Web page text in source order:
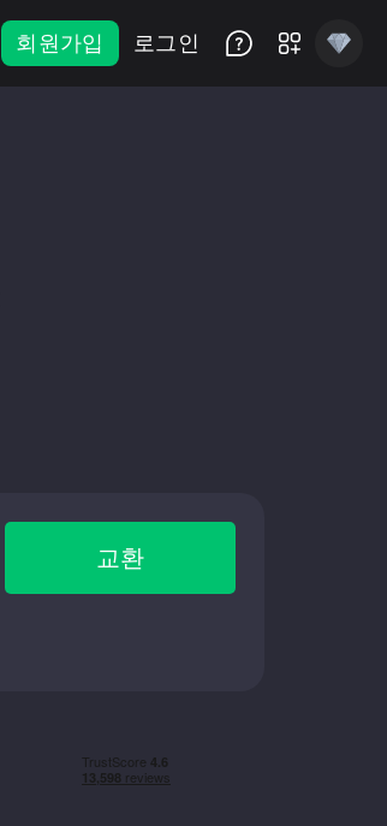
회원가입 로그인
교환